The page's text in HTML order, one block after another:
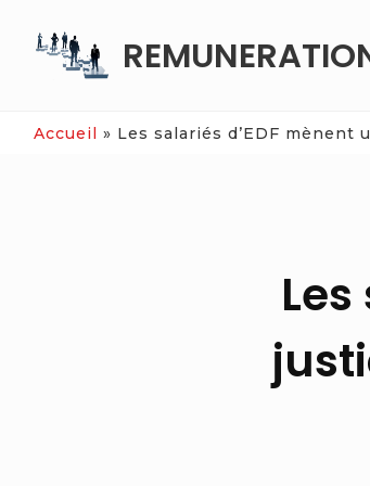
Accueil » Les salariés d’EDF